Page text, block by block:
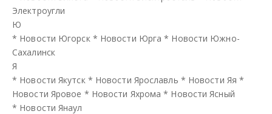
Электроугли
Ю
* Новости Югорск * Новости Юрга * Новости Южно-
Сахалинск
Я
* Новости Якутск * Новости Ярославль * Новости Яя *
Новости Яровое * Новости Яхрома * Новости Ясный
* Новости Янаул